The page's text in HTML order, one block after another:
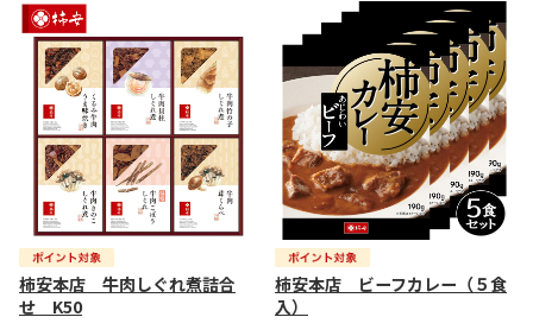
柿安本店 牛肉しぐれ煮詰合
せ K50
柿安本店 ビーフカレー（５食
入）